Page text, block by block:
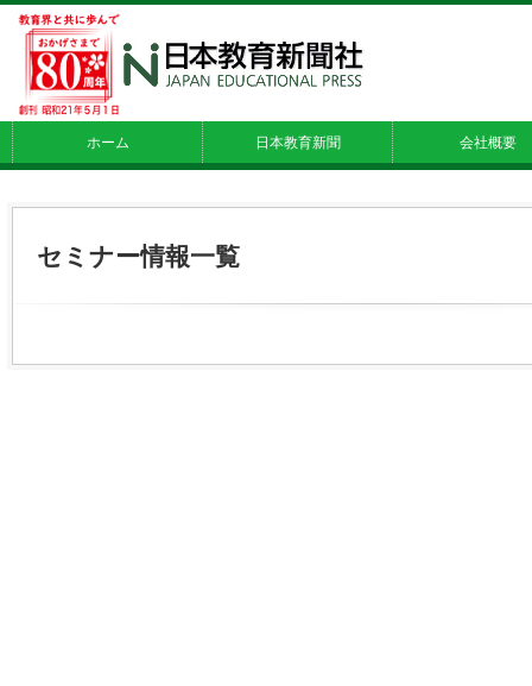
ホーム 日本教育新聞 会社概要
セミナー情報一覧